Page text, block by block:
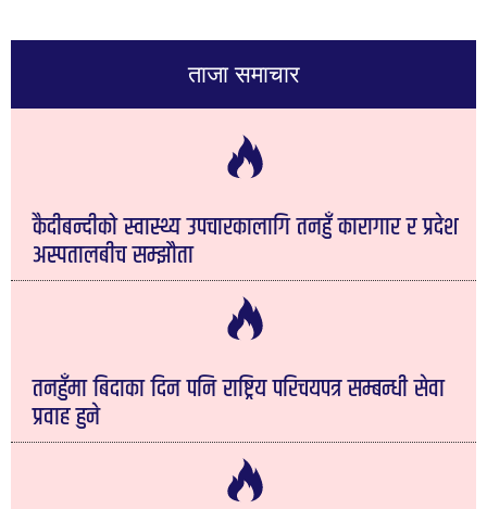
ताजा समाचार
कैदीबन्दीको स्वास्थ्य उपचारकालागि तनहुँ कारागार र प्रदेश
अस्पतालबीच सम्झौता
तनहुँमा बिदाका दिन पनि राष्ट्रिय परिचयपत्र सम्बन्धी सेवा
प्रवाह हुने